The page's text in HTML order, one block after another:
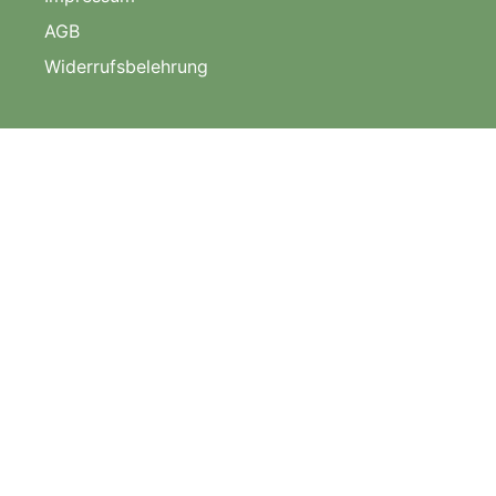
AGB
Widerrufsbelehrung